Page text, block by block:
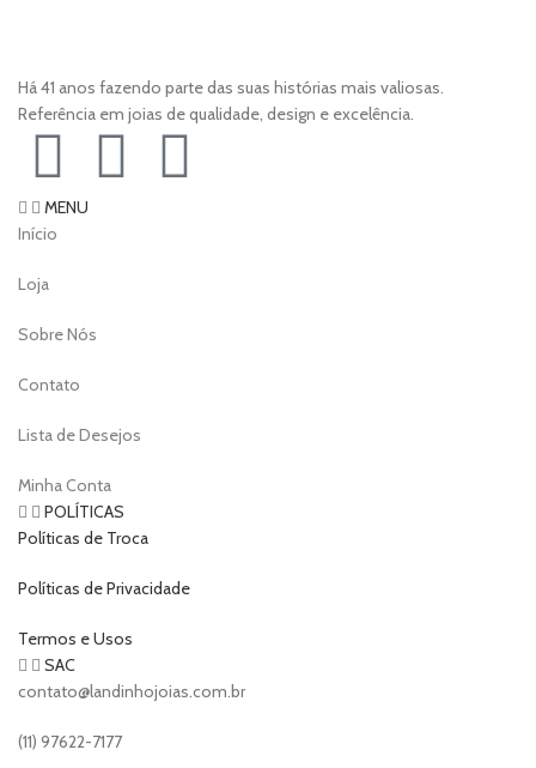
Há 41 anos fazendo parte das suas histórias mais valiosas.
Referência em joias de qualidade, design e excelência.
MENU
Início
Loja
Sobre Nós
Contato
Lista de Desejos
Minha Conta
POLÍTICAS
Políticas de Troca
Políticas de Privacidade
Termos e Usos
SAC
contato@landinhojoias.com.br
(11) 97622-7177